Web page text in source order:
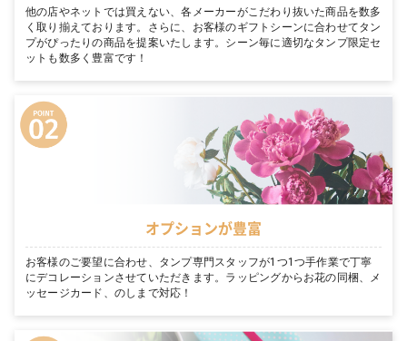
他の店やネットでは買えない、各メーカーがこだわり抜いた商品を数多
く取り揃えております。さらに、お客様のギフトシーンに合わせてタン
プがぴったりの商品を提案いたします。シーン毎に適切なタンプ限定セ
ットも数多く豊富です！
オプションが豊富
お客様のご要望に合わせ、タンプ専門スタッフが1つ1つ手作業で丁寧
にデコレーションさせていただきます。ラッピングからお花の同梱、メ
ッセージカード、のしまで対応！